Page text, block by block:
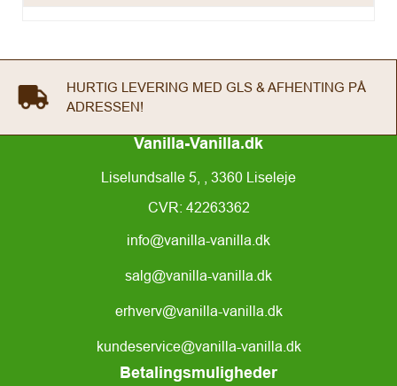
FREMRAGENDE ANMELDELSER PÅ GOOGLE &
TRUSTPILOT
Vanilla-Vanilla.dk
Liselundsalle 5, , 3360 Liseleje
CVR: 42263362
info@vanilla-vanilla.dk
salg@vanilla-vanilla.dk
erhverv@vanilla-vanilla.dk
kundeservice@vanilla-vanilla.dk
Betalingsmuligheder